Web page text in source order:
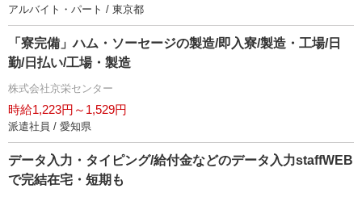
アルバイト・パート / 東京都
「寮完備」ハム・ソーセージの製造/即入寮/製造・工場/日
勤/日払い/工場・製造
株式会社京栄センター
時給1,223円～1,529円
派遣社員 / 愛知県
データ入力・タイピング/給付金などのデータ入力staffWEB
で完結在宅・短期も